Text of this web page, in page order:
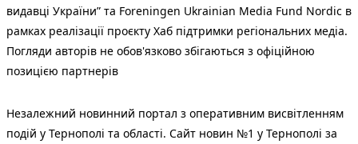
видавці України” та Foreningen Ukrainian Media Fund Nordic в
рамках реалізації проєкту Хаб підтримки регіональних медіа.
Погляди авторів не обов'язково збігаються з офіційною
позицією партнерів
Незалежний новинний портал з оперативним висвітленням
подій у Тернополі та області. Сайт новин №1 у Тернополі за